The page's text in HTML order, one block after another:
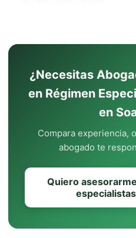
¿Necesitas
en Régimen
en
Compara experiencia,
abogado te
Quiero
especialistas